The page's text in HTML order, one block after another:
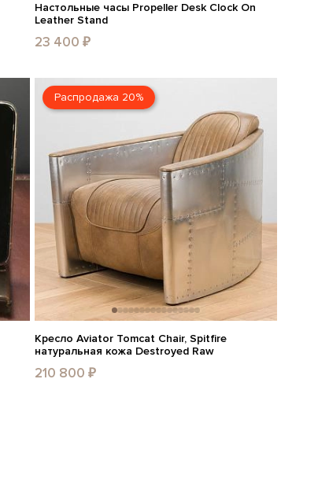
Настольные часы Propeller Desk Clock On
Leather Stand
23 400 ₽
Распродажа 20%
Кресло Aviator Tomcat Chair, Spitfire
натуральная кожа Destroyed Raw
210 800 ₽